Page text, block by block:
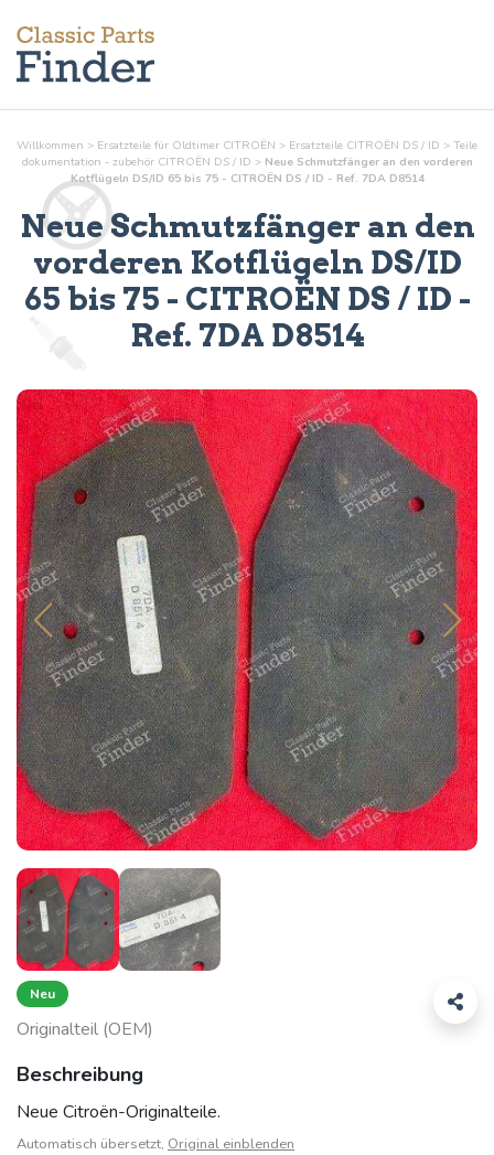
Willkommen > Ersatzteile für Oldtimer CITROËN > Ersatzteile CITROËN DS / ID > Teile
dokumentation - zubehörCITROËN DS / ID > Neue Schmutzfänger an den vorderen
Kotflügeln DS/ID 65 bis 75 - CITROËN DS / ID - Ref. 7DA D8514
Neue Schmutzfänger an den
vorderen Kotflügeln DS/ID
65 bis 75 - CITROËN DS / ID -
Ref. 7DA D8514
Neu
Originalteil (OEM)
Beschreibung
Neue Citroën-Originalteile.
Automatisch übersetzt, Original einblenden